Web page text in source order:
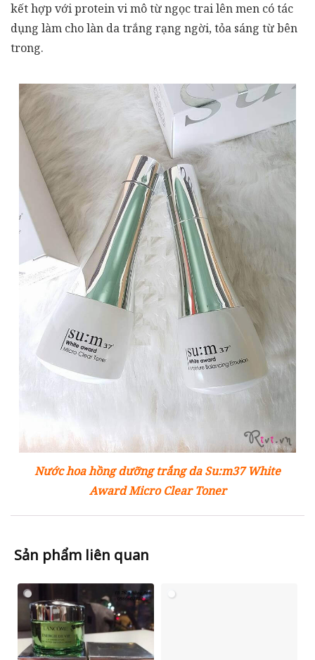
kết hợp với protein vi mô từ ngọc trai lên men có tác
dụng làm cho làn da trắng rạng ngời, tỏa sáng từ bên
trong.
Nước hoa hồng dưỡng trắng da Su:m37 White
Award Micro Clear Toner
Sản phẩm liên quan